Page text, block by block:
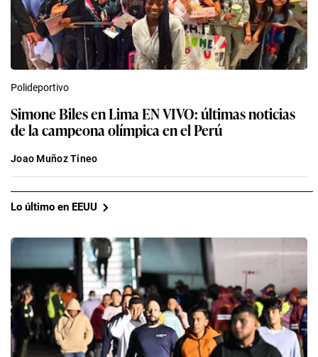
Polideportivo
Simone Biles en Lima EN VIVO: últimas noticias
de la campeona olímpica en el Perú
Joao Muñoz Tineo
Lo último en EEUU